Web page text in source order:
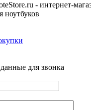
- интернет-
ноутбуков
для звонка